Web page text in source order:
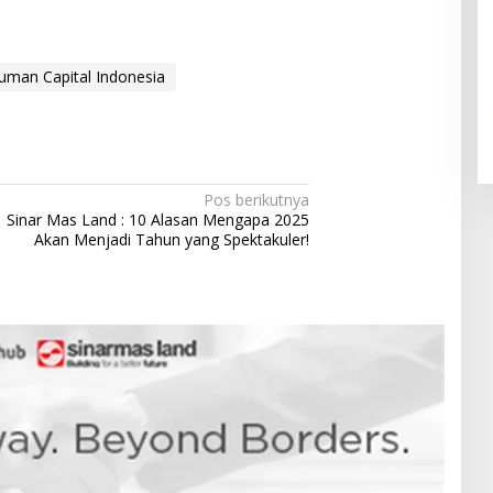
Capital Indonesia
Pos berikutnya
Sinar Mas Land : 10 Alasan Mengapa 2025
Akan Menjadi Tahun yang Spektakuler!